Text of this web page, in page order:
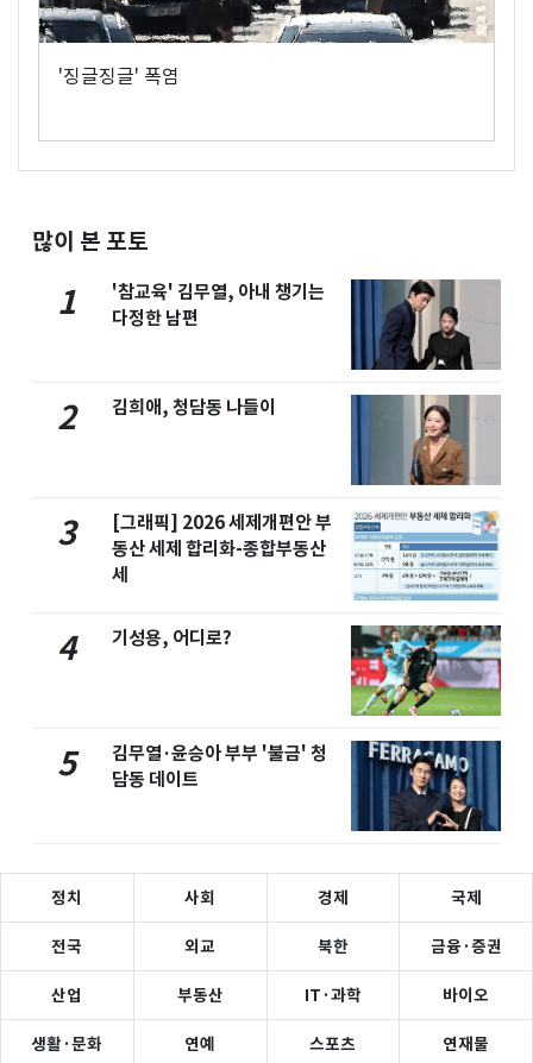
'징글징글' 폭염
많이 본 포토
1
'참교육' 김무열, 아내 챙기는
다정한 남편
2 김희애, 청담동 나들이
3
[그래픽] 2026 세제개편안 부
동산 세제 합리화-종합부동산
세
4 기성용, 어디로?
5
김무열·윤승아 부부 '불금' 청
담동 데이트
정치 사회 경제 국제
전국 외교 북한 금융·증권
산업 부동산 IT·과학 바이오
생활·문화 연예 스포츠 연재물